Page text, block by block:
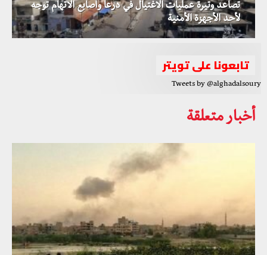
تصاعد وتيرة عمليات الاغتيال في درعا وأصابع الاتهام توجه
لأحد الأجهزة الأمنية
تابعونا على تويتر
Tweets by @alghadalsoury
أخبار متعلقة